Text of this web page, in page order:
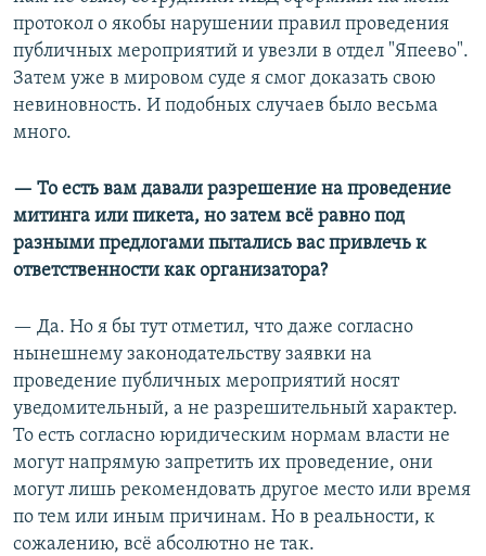
протокол о якобы нарушении правил проведения
публичных мероприятий и увезли в отдел "Япеево".
Затем уже в мировом суде я смог доказать свою
невиновность. И подобных случаев было весьма
много.
— То есть вам давали разрешение на проведение
митинга или пикета, но затем всё равно под
разными предлогами пытались вас привлечь к
ответственности как организатора?
— Да. Но я бы тут отметил, что даже согласно
нынешнему законодательству заявки на
проведение публичных мероприятий носят
уведомительный, а не разрешительный характер.
То есть согласно юридическим нормам власти не
могут напрямую запретить их проведение, они
могут лишь рекомендовать другое место или время
по тем или иным причинам. Но в реальности, к
сожалению, всё абсолютно не так.